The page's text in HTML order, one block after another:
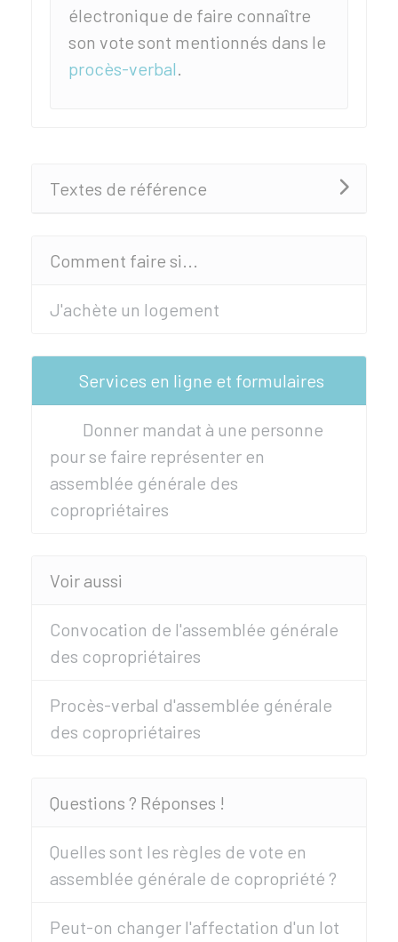
électronique de faire connaître
son vote sont mentionnés dans le
procès-verbal.
Textes de référence
Comment faire si...
J'achète un logement
Services en ligne et formulaires
Donner mandat à une personne
pour se faire représenter en
assemblée générale des
copropriétaires
Voir aussi
Convocation de l'assemblée générale
des copropriétaires
Procès-verbal d'assemblée générale
des copropriétaires
Questions ? Réponses !
Quelles sont les règles de vote en
assemblée générale de copropriété ?
Peut-on changer l'affectation d'un lot